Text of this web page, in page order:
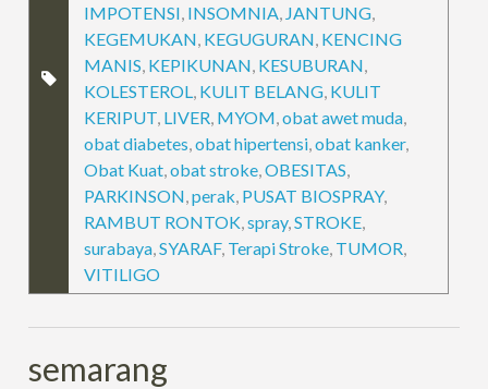
IMPOTENSI, INSOMNIA, JANTUNG,
KEGEMUKAN, KEGUGURAN, KENCING
MANIS, KEPIKUNAN, KESUBURAN,
KOLESTEROL, KULIT BELANG, KULIT
KERIPUT, LIVER, MYOM,obat awet muda,
obat diabetes,obat hipertensi,obat kanker,
Obat Kuat,obat stroke,OBESITAS,
PARKINSON,perak, PUSAT BIOSPRAY,
RAMBUT RONTOK,spray,STROKE,
surabaya,SYARAF, Terapi Stroke, TUMOR,
VITILIGO
semarang